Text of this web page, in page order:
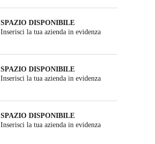
SPAZIO DISPONIBILE
Inserisci la tua azienda in evidenza
SPAZIO DISPONIBILE
Inserisci la tua azienda in evidenza
SPAZIO DISPONIBILE
Inserisci la tua azienda in evidenza